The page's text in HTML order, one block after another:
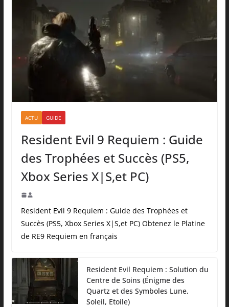
ACTU GUIDE
Resident Evil 9 Requiem : Guide
des Trophées et Succès (PS5,
Xbox Series X|S,et PC)
Resident Evil 9 Requiem : Guide des Trophées et
Succès (PS5, Xbox Series X|S,et PC) Obtenez le Platine
de RE9 Requiem en français
Resident Evil Requiem : Solution du
Centre de Soins (Énigme des
Quartz et des Symboles Lune,
Soleil, Etoile)